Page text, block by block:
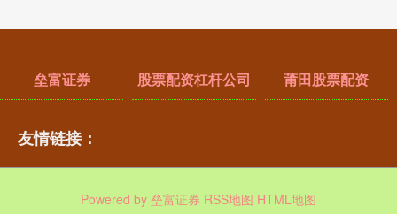
垒富证券 股票配资杠杆公司 莆田股票配资
友情链接：
Powered by 垒富证券 RSS地图 HTML地图